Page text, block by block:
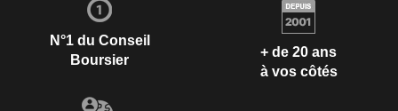
N°1 du Conseil
Boursier
+ de 20 ans
à vos côtés